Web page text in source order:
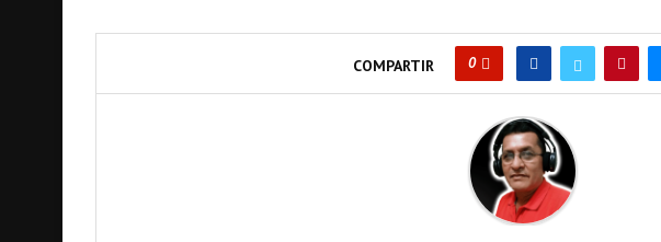
COMPARTIR 0